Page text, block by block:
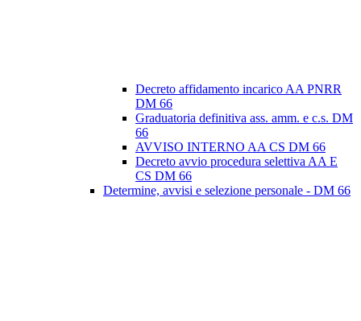
Decreto affidamento incarico AA PNRR
DM 66
Graduatoria definitiva ass. amm. e c.s. DM
66
AVVISO INTERNO AA CS DM 66
Decreto avvio procedura selettiva AA E
CS DM 66
Determine, avvisi e selezione personale - DM 66